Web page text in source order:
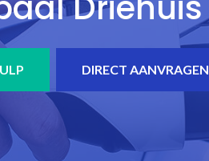
DIRECT AANVRAGEN